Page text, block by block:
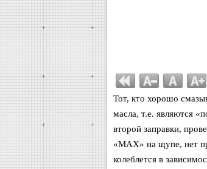
Тот, кто хорошо
масла, т.е. являются
второй заправки,
«МАХ» на щупе, нет
колеблется в